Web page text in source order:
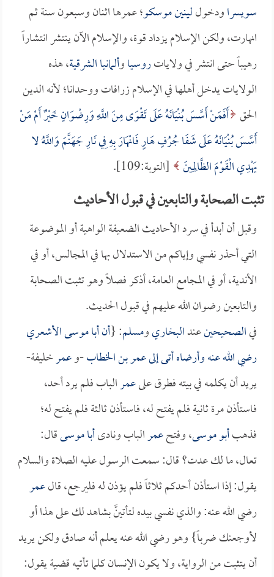
سويسراودخوللينينموسكو؛ عمرها اثنان وسبعون سنة ثم
انهارت، ولكن الإسلام يزداد قوة، والإسلام الآن ينتشر انتشاراً
رهيباً حتى انتشر في ولاياتروسياوألمانيا الشرقية، هذه
الولايات يدخل أهلها في الإسلام زرافات ووحدانا؛ لأنه الدين
الحق أَفَمَنْ أَسَّسَ بُنْيَانَهُ عَلَى تَقْوَى مِنَ اللَّهِ وَرِضْوَانٍ خَيْرٌ أَمْ مَنْ
أَسَّسَ بُنْيَانَهُ عَلَى شَفَا جُرُفٍ هَارٍ فَانْهَارَ بِهِ فِي نَارِ جَهَنَّمَ وَاللَّهُ لا
يَهْدِي الْقَوْمَ الظَّالِمِينَ [التوبة:109].
تثبت الصحابة والتابعين في قبول الأحاديث
وقبل أن أبدأ في سرد الأحاديث الضعيفة الواهية أو الموضوعة
التي أحذر نفسي وإياكم من الاستدلال بها في المجالس، أو في
الأندية، أو في المجامع العامة، أذكر فصلاً وهو تثبت الصحابة
والتابعين رضوان الله عليهم في قبول الحديث.
فيالصحيحينعندالبخاريومسلم: {أنأبا موسى الأشعري
رضي الله عنه وأرضاه أتى إلىعمر بن الخطاب-وعمرخليفة-
يريد أن يكلمه في بيته فطرق علىعمرالباب فلم يرد أحد،
فاستأذن مرة ثانية فلم يفتح له، فاستأذن ثالثة فلم يفتح له؛
فذهبأبو موسى، وفتحعمرالباب ونادىأبا موسىقال:
تعال، ما لك عدت؟ قال: سمعت الرسول عليه الصلاة والسلام
يقول: إذا استأذن أحدكم ثلاثاً فلم يؤذن له فليرجع، قالعمر
رضي الله عنه: والذي نفسي بيده لتأتينَّ بشاهد لك على هذا أو
لأوجعنك ضرباً} وهو رضي الله عنه يعلم أنه صادق ولكن يريد
أن يتثبت من الرواية، ولا يكون الإنسان كلما تأتيه قضية يقول: